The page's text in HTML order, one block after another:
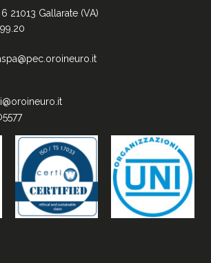
21013 Gallarate (VA)